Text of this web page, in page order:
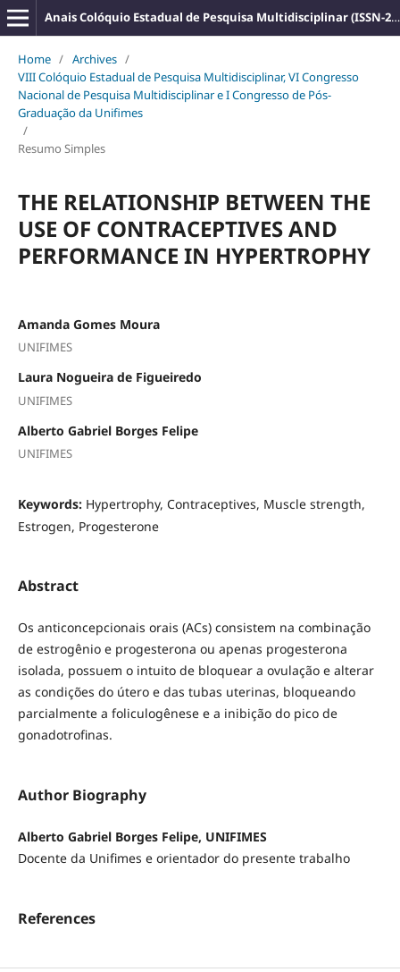
Anais Colóquio Estadual de Pesquisa Multidisciplinar (ISSN-2527-2500)
Home / Archives /
VIII Colóquio Estadual de Pesquisa Multidisciplinar, VI Congresso
Nacional de Pesquisa Multidisciplinar e I Congresso de Pós-
Graduação da Unifimes
/
Resumo Simples
THE RELATIONSHIP BETWEEN THE
USE OF CONTRACEPTIVES AND
PERFORMANCE IN HYPERTROPHY
Amanda Gomes Moura
UNIFIMES
Laura Nogueira de Figueiredo
UNIFIMES
Alberto Gabriel Borges Felipe
UNIFIMES
Keywords: Hypertrophy, Contraceptives, Muscle strength,
Estrogen, Progesterone
Abstract
Os anticoncepcionais orais (ACs) consistem na combinação
de estrogênio e progesterona ou apenas progesterona
isolada, possuem o intuito de bloquear a ovulação e alterar
as condições do útero e das tubas uterinas, bloqueando
parcialmente a foliculogênese e a inibição do pico de
gonadotrofinas.
Author Biography
Alberto Gabriel Borges Felipe, UNIFIMES
Docente da Unifimes e orientador do presente trabalho
References